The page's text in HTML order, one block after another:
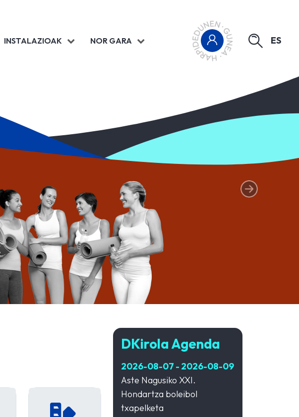
INSTALAZIOAK NOR GARA ES
hurrengoa
DKirola Agenda
2026-08-07 - 2026-08-09
Aste Nagusiko XXI.
Hondartza boleibol
txapelketa